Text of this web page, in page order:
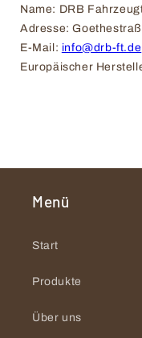
Name: DRB
Adresse:
E-Mail: info@drb-ft.de
Europäischer
Menü
Start
Produkte
Über uns